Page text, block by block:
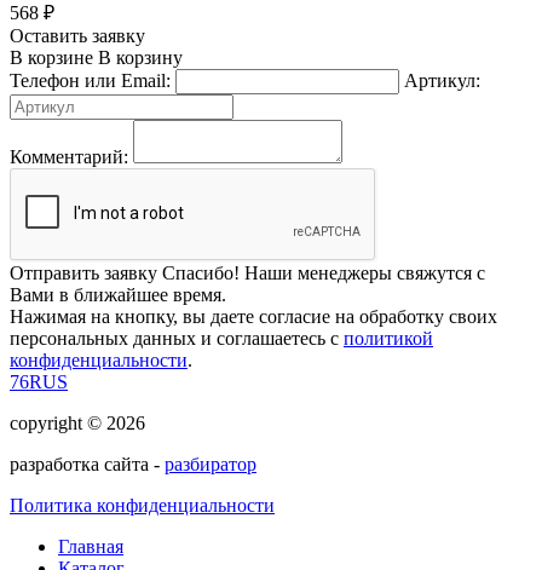
568 ₽
Оставить заявку
В корзине В корзину
Телефон или Email:
Артикул:
Комментарий:
Отправить заявку Спасибо! Наши менеджеры свяжутся с
Вами в ближайшее время.
Нажимая на кнопку, вы даете согласие на обработку своих
персональных данных и соглашаетесь с политикой
конфиденциальности.
76RUS
copyright © 2026
разработка сайта - разбиратор
Политика конфиденциальности
Главная